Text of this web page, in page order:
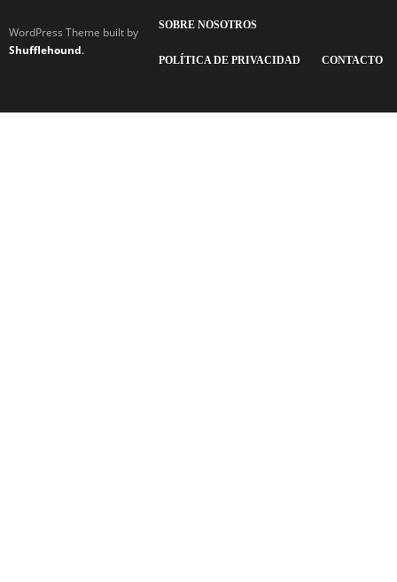
WordPress Theme built by
Shufflehound.
SOBRE NOSOTROS
POLÍTICA DE PRIVACIDAD CONTACTO